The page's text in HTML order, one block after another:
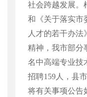
社会跨越发展。
和《关于落实市
人才的若干办法
精神，我市部分
名中高端专业技
招聘159 人，县
将有关事项公告